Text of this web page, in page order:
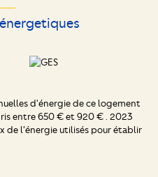
d'énergie de ce logement
entre 650 € et 920 € . 2023
de l'énergie utilisés pour établir